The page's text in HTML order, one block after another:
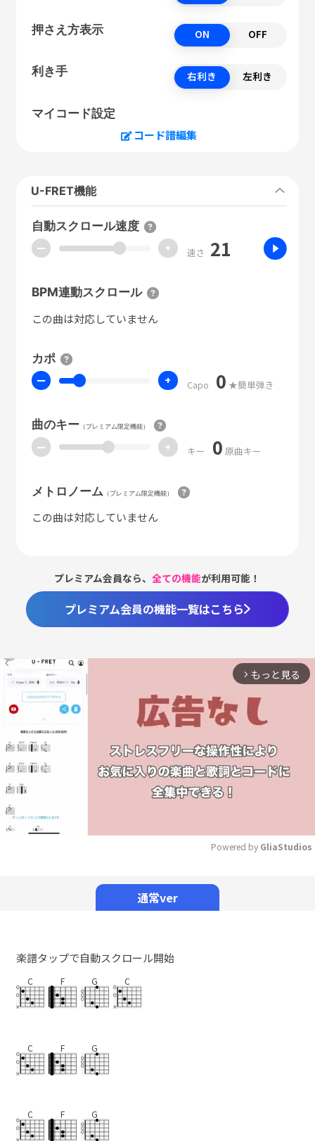
押さえ方表示 ON OFF
利き手 右利き 左利き
マイコード設定
コード譜編集
U-FRET機能
自動スクロール速度
ー + 速さ 21
BPM連動スクロール
この曲は対応していません
カポ
ー + Capo 0 ★簡単弾き
曲のキー（プレミアム限定機能）
ー + キー 0 原曲キー
メトロノーム （プレミアム限定機能）
この曲は対応していません
プレミアム会員なら、全ての機能が利用可能！
プレミアム会員の機能一覧はこちら
arrow_forward_ios もっと見る
Powered by GliaStudios
通常ver
楽譜タップで自動スクロール開始
C F G C
C F G
C F G